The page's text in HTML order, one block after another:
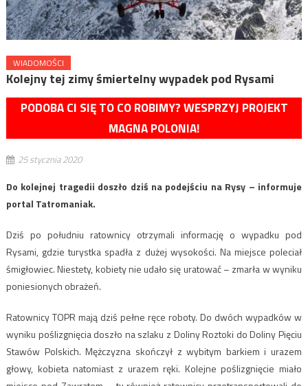
WIADOMOŚCI
Kolejny tej zimy śmiertelny wypadek pod Rysami
PODOBA CI SIĘ TO CO ROBIMY? WESPRZYJ PROJEKT
MAGNA POLONIA!
25 stycznia 2020
Do kolejnej tragedii doszło dziś na podejściu na Rysy – informuje
portal Tatromaniak.
Dziś po południu ratownicy otrzymali informację o wypadku pod
Rysami, gdzie turystka spadła z dużej wysokości. Na miejsce poleciał
śmigłowiec. Niestety, kobiety nie udało się uratować – zmarła w wyniku
poniesionych obrażeń.
Ratownicy TOPR mają dziś pełne ręce roboty. Do dwóch wypadków w
wyniku poślizgnięcia doszło na szlaku z Doliny Roztoki do Doliny Pięciu
Stawów Polskich. Mężczyzna skończył z wybitym barkiem i urazem
głowy, kobieta natomiast z urazem ręki. Kolejne poślizgnięcie miało